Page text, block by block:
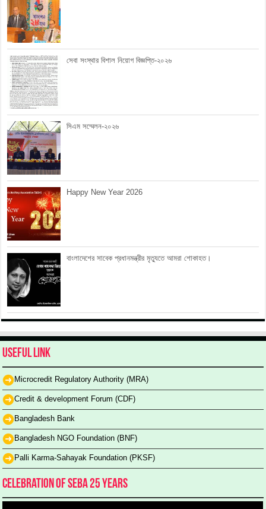
সেবা সংস্থার বিশাল নিয়োগ বিজ্ঞপ্তি-২০২৬
সিএম সম্মেলন-২০২৬
Happy New Year 2026
বাংলাদেশের সাবেক প্রধানমন্ত্রীর মৃত্যুতে আমরা শোকাহত।
Useful Link
Microcredit Regulatory Authority (MRA)
Credit & development Forum (CDF)
Bangladesh Bank
Bangladesh NGO Foundation (BNF)
Palli Karma-Sahayak Foundation (PKSF)
Celebration of SEBA 25 Years